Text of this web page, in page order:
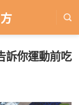
訴你運動前吃